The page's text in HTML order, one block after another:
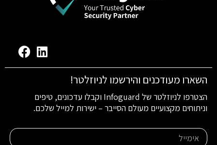
השארו מעודכנים והירשמו לניוזלטר!
הצטרפו לניוזלטר של Infoguard וקבלו עדכונים, טיפים
וניתוחים מקצועיים מעולם הסייבר – ישירות למייל שלכם.